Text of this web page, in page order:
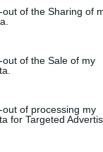
visit or usage
to Google and its
specified
out of the Sharing of
out of the Sale of my
out of processing my
for Targeted
ide:
felhasználói
REGISZTRÁCIÓ.